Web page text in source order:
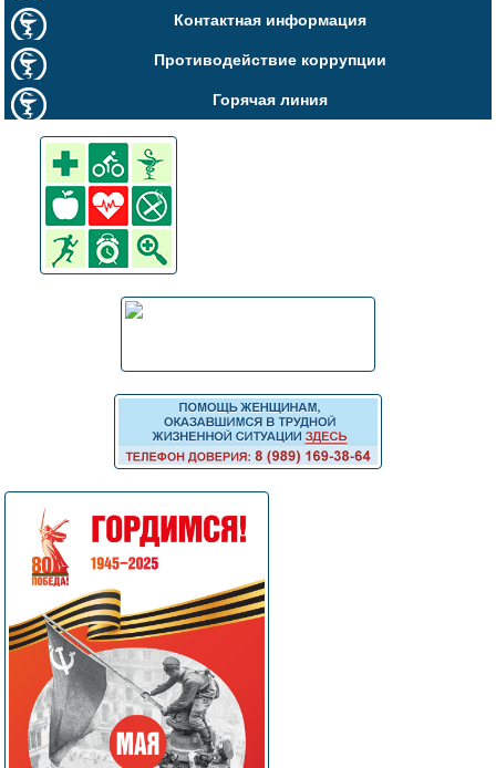
Контактная информация
Противодействие коррупции
Горячая линия